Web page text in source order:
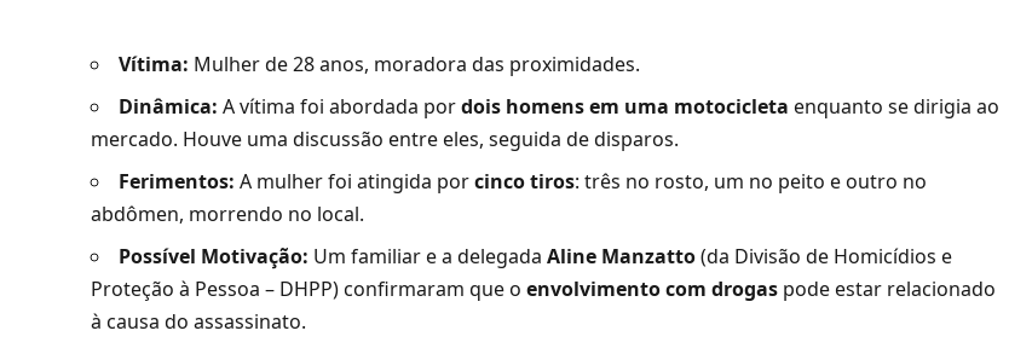
Vítima: Mulher de 28 anos, moradora das proximidades.
Dinâmica: A vítima foi abordada pordois homens em uma motocicleta enquanto se dirigia ao
mercado. Houve uma discussão entre eles, seguida de disparos.
Ferimentos: A mulher foi atingida porcinco tiros: três no rosto, um no peito e outro no
abdômen, morrendo no local.
Possível Motivação: Um familiar e a delegadaAline Manzatto(da Divisão de Homicídios e
Proteção à Pessoa – DHPP) confirmaram que oenvolvimento com drogas pode estar relacionado
à causa do assassinato.